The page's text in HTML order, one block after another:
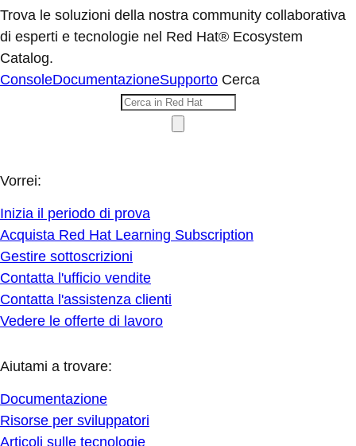
Trova le soluzioni della nostra community collaborativa
di esperti e tecnologie nel Red Hat® Ecosystem
Catalog.
ConsoleDocumentazioneSupporto Cerca
Vorrei:
Inizia il periodo di prova
Acquista Red Hat Learning Subscription
Gestire sottoscrizioni
Contatta l'ufficio vendite
Contatta l'assistenza clienti
Vedere le offerte di lavoro
Aiutami a trovare:
Documentazione
Risorse per sviluppatori
Articoli sulle tecnologie